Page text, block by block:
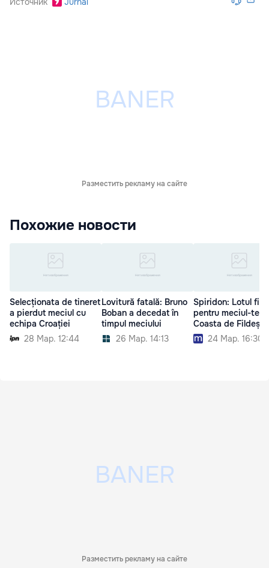
Разместить рекламу на сайте
Похожие новости
Selecționata de tineret
a pierdut meciul cu
echipa Croației
28 Мар. 12:44
Lovitură fatală: Bruno
Boban a decedat în
timpul meciului
26 Мар. 14:13
Spiridon: Lotul
pentru meciul-test
Coasta de Fildeș
24 Мар. 16:30
Разместить рекламу на сайте